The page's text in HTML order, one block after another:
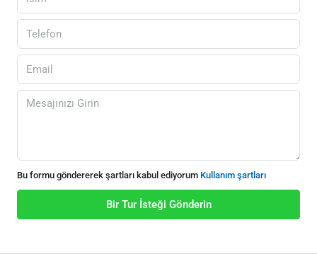
Bu formu göndererek şartları kabul ediyorum Kullanım şartları
Bir Tur İsteği Gönderin